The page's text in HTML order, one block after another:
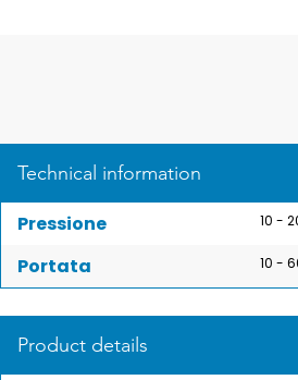
Product details
Technical information
Pressione 10 -
Portata 10 -